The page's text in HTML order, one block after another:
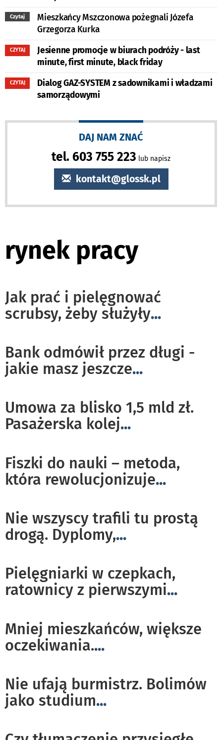
Czytaj
Mieszkańcy Mszczonowa pożegnali Józefa
Grzegorza Kurka
CZYTAJ
Jesienne promocje w biurach podróży - last
minute, first minute, black friday
CZYTAJ
Dialog GAZ-SYSTEM z sadownikami i władzami
samorządowymi
DAJ NAM ZNAĆ
tel. 603 755 223 lub napisz
kontakt@glossk.pl
rynek pracy
Jak prać i pielęgnować
scrubsy, żeby służyły...
Bank odmówił przez długi -
jakie masz jeszcze...
Umowa za blisko 1,5 mld zł.
Pasażerska kolej...
Fiszki do nauki – metoda,
która rewolucjonizuje...
Nie wszyscy trafili tu prostą
drogą. Dyplomy,...
Pielęgniarki w czepkach,
ratownicy z pierwszymi...
Mniej mieszkańców, większe
oczekiwania....
Nie ufają burmistrz. Bolimów
jako studium...